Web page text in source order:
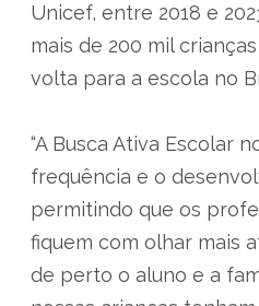
Unicef, entre 2018 e
mais de 200 mil
volta para a escola no
“A Busca Ativa Escolar
frequência e o
permitindo que os
fiquem com olhar mais
de perto o aluno e a